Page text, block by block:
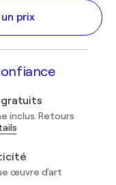
prix
inclus. Retours
œuvre d'art